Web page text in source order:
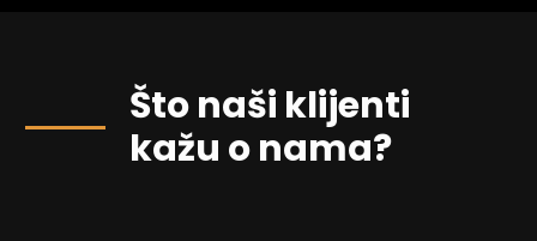
Što naši klijenti
kažu o nama?